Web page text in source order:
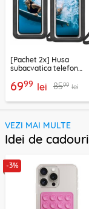
[Pachet 2x] Husa
subacvatica telefon
negru
6999 lei 8599 lei
VEZI MAI MULTE
Idei de cadouri
-3%